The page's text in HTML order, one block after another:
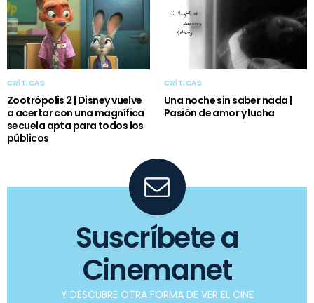
CRÍTICAS
Zootrópolis 2 | Disney vuelve
a acertar con una magnífica
secuela apta para todos los
públicos
CRÍTICAS
Una noche sin saber nada |
Pasión de amor y lucha
Suscríbete a
Cinemanet
Y DESCUBRE OTRA FORMA DE VER EL CINE